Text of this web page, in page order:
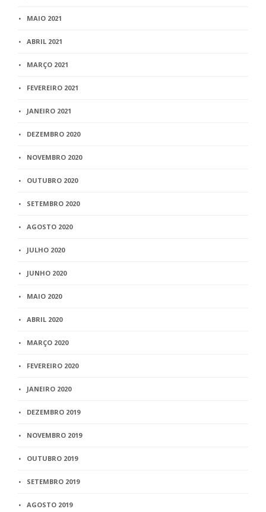
MAIO 2021
ABRIL 2021
MARÇO 2021
FEVEREIRO 2021
JANEIRO 2021
DEZEMBRO 2020
NOVEMBRO 2020
OUTUBRO 2020
SETEMBRO 2020
AGOSTO 2020
JULHO 2020
JUNHO 2020
MAIO 2020
ABRIL 2020
MARÇO 2020
FEVEREIRO 2020
JANEIRO 2020
DEZEMBRO 2019
NOVEMBRO 2019
OUTUBRO 2019
SETEMBRO 2019
AGOSTO 2019